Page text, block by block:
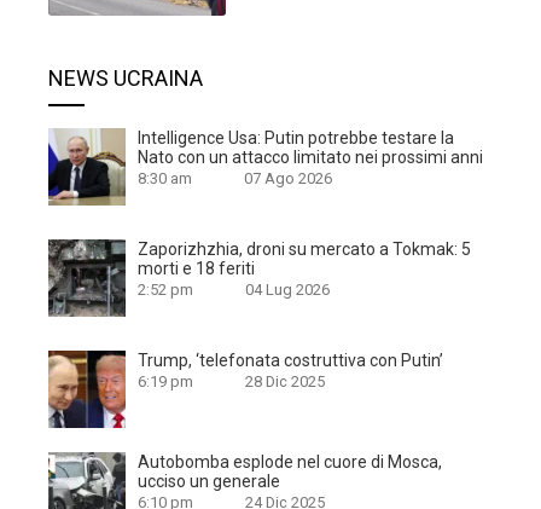
NEWS UCRAINA
Intelligence Usa: Putin potrebbe testare la
Nato con un attacco limitato nei prossimi anni
8:30 am 07 Ago 2026
Zaporizhzhia, droni su mercato a Tokmak: 5
morti e 18 feriti
2:52 pm 04 Lug 2026
Trump, ‘telefonata costruttiva con Putin’
6:19 pm 28 Dic 2025
Autobomba esplode nel cuore di Mosca,
ucciso un generale
6:10 pm 24 Dic 2025